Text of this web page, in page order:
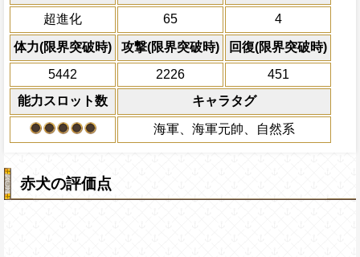
超進化 65 4
体力(限界突破時) 攻撃(限界突破時)
回復(限界突破時)
5442
2226
451
能力スロット数
キャラタグ
海軍、海軍元帥、自然系
ージを与え、1ターンの間敵全体の防御力
ンの間一味の攻撃を2.75倍、1ターンの
の敵に与えるダメージが2倍になる
上限突破
敵全体のHPバーにかかっている全てのバ
らし、一味にかかっている船長効果無効
復、1ターンの間ターン終了時に敵全体に
で自分が通常攻撃で与えたダメージの2
になり、自分が船員の時は1ターンの間自
必殺技
全ての防御効果・防
外のダメージを1にす
て敵全体に200万ダメ
プレイヤーの一味の
属性スロットに変換
ーンを2短縮する
アクション
2ターンの間敵全体の
を30%下げ、射撃タ
回復無効状態を5ターン回復する
スロット封じを10ターン回復する
自分の通常攻撃は全てのバリアを貫
し、いい味の体力1.5倍、攻撃が5.25倍、
ロットを有利スロット扱い、敵からダメ
状態異常無効の効果を無視して敵全体を
状態にし、一味に全属性がいる時、一味
倍、自分の攻撃を約6倍にし、このキャラ
状態でタップした時、敵全体にかかって
状態を1ターン減らす
一味にセンゴク、青キジ(クザン)、黄猿
緑牛の誰かから1人以上いる時
体の防御ダウンLv6
最大Lv.120
船長効果：冒険開始時船の必殺タ
ターンを2短縮し、いい味の体力
倍、[心]
スロットを有利
からダメージを受けた時、状態異
視して敵全体を3ターンの間熱傷状
全属性がいる時、一味の攻撃を約
を約6倍にし、このキャラが[力]
最大Lv.130
赤犬の評価点